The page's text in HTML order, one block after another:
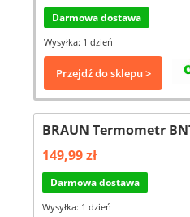
Darmowa dostawa
Wysyłka: 1 dzień
Przejdź do sklepu >
BRAUN Termometr
149,99 zł
Darmowa dostawa
Wysyłka: 1 dzień